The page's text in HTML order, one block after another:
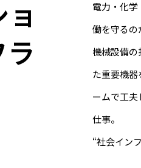
電力・化
働を守るの
機械設備
た重要機
ームで工
仕事。
“社会イン